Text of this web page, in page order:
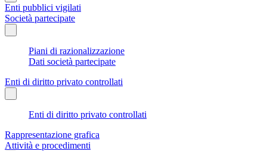
Enti pubblici vigilati
Società partecipate
Piani di razionalizzazione
Dati società partecipate
Enti di diritto privato controllati
Enti di diritto privato controllati
Rappresentazione grafica
Attività e procedimenti